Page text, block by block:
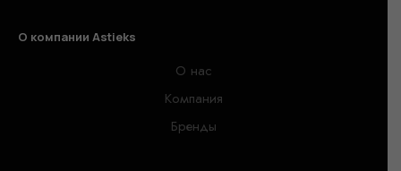
О компании Astieks
О нас
Компания
Бренды